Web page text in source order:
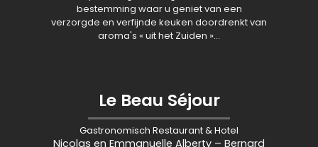
bestemming waar u geniet van een
verzorgde en verfijnde keuken doordrenkt van
aroma's « uit het Zuiden »…
Le Beau Séjour
Gastronomisch Restaurant & Hotel
Nicolas en Emmanuelle Alberty – Bernard